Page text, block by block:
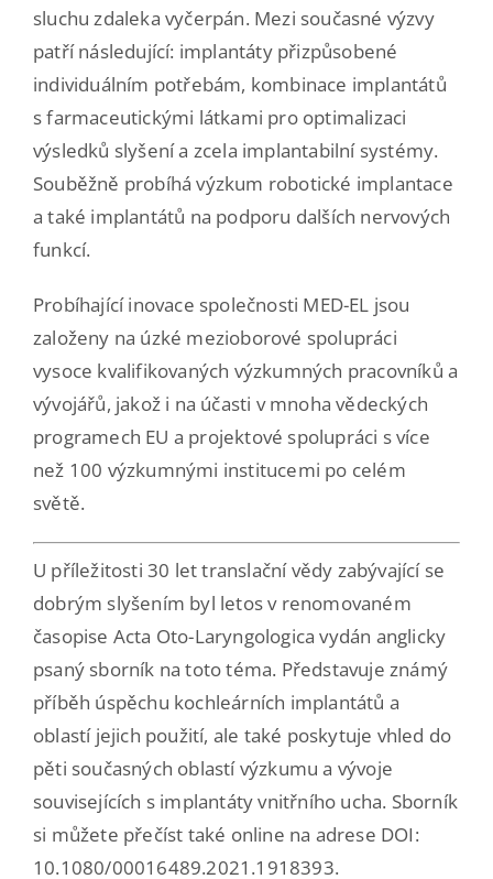
sluchu zdaleka vyčerpán. Mezi současné výzvy
patří následující: implantáty přizpůsobené
individuálním potřebám, kombinace implantátů
s farmaceutickými látkami pro optimalizaci
výsledků slyšení a zcela implantabilní systémy.
Souběžně probíhá výzkum robotické implantace
a také implantátů na podporu dalších nervových
funkcí.
Probíhající inovace společnosti MED-EL jsou
založeny na úzké mezioborové spolupráci
vysoce kvalifikovaných výzkumných pracovníků a
vývojářů, jakož i na účasti v mnoha vědeckých
programech EU a projektové spolupráci s více
než 100 výzkumnými institucemi po celém
světě.
U příležitosti 30 let translační vědy zabývající se
dobrým slyšením byl letos v renomovaném
časopise Acta Oto-Laryngologica vydán anglicky
psaný sborník na toto téma. Představuje známý
příběh úspěchu kochleárních implantátů a
oblastí jejich použití, ale také poskytuje vhled do
pěti současných oblastí výzkumu a vývoje
souvisejících s implantáty vnitřního ucha. Sborník
si můžete přečíst také online na adrese DOI:
10.1080/00016489.2021.1918393.